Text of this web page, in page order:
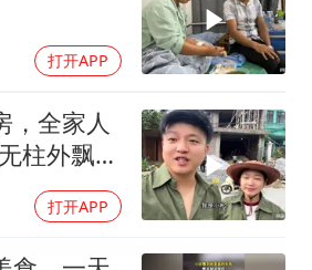
打开APP
，全家人
柱外飘，
打开APP